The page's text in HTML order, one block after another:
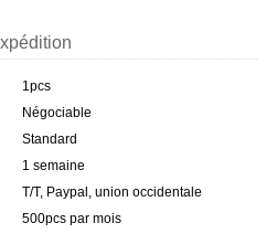
1pcs
Négociable
Standard
1 semaine
T/T, Paypal, union occidentale
500pcs par mois